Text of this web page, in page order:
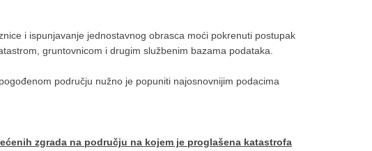
i ispunjavanje jednostavnog obrasca moći pokrenuti postupak
gruntovnicom i drugim službenim bazama podataka.
području nužno je popuniti najosnovnijim podacima
zgrada na području na kojem je proglašena katastrofa